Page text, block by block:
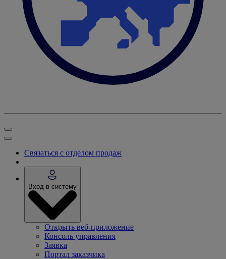
Связаться с отделом продаж
Вход в систему
Открыть веб-приложение
Консоль управления
Заявка
Портал заказчика